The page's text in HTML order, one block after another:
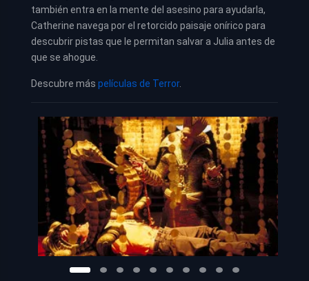
también entra en la mente del asesino para ayudarla,
Catherine navega por el retorcido paisaje onírico para
descubrir pistas que le permitan salvar a Julia antes de
que se ahogue.
Descubre más películas de Terror.